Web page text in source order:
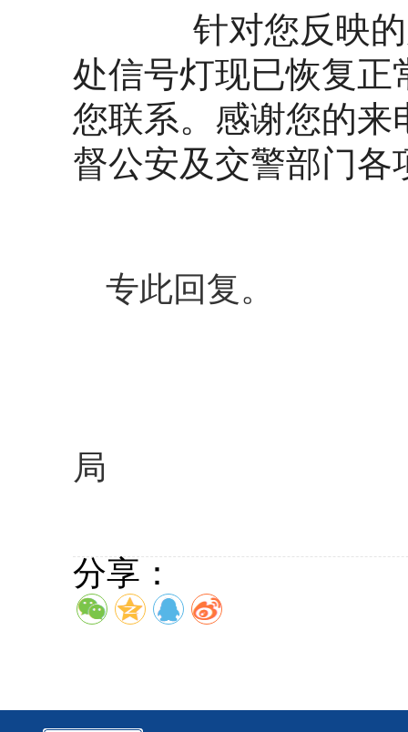
针对您反映
处信号灯现已恢复
您联系。感谢您的
督公安及交警部门各
专此回复。
局
分享：